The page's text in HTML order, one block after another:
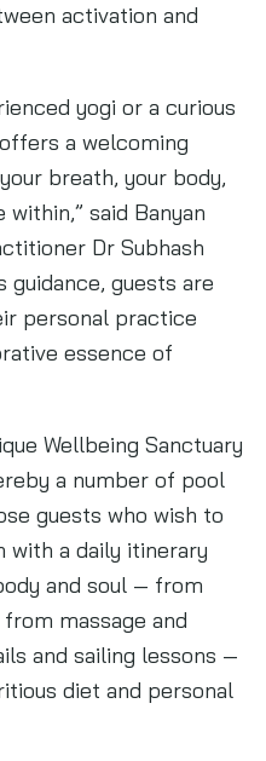
activation and
yogi or a curious
a welcoming
breath, your body,
said Banyan
Dr Subhash
guidance, guests are
personal practice
essence of
Wellbeing Sanctuary
a number of pool
guests who wish to
with a daily itinerary
and soul — from
massage and
and sailing lessons —
diet and personal